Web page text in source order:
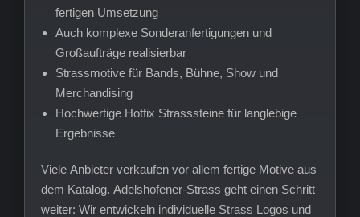
fertigen Umsetzung
Auch komplexe Sonderanfertigungen und
Großaufträge realisierbar
Strassmotive für Bands, Bühne, Show und
Merchandising
Hochwertige Hotfix Strasssteine für langlebige
Ergebnisse
Viele Anbieter verkaufen vor allem fertige Motive aus
dem Katalog. Adelshofener-Strass geht einen Schritt
weiter: Wir entwickeln individuelle Strass Logos und